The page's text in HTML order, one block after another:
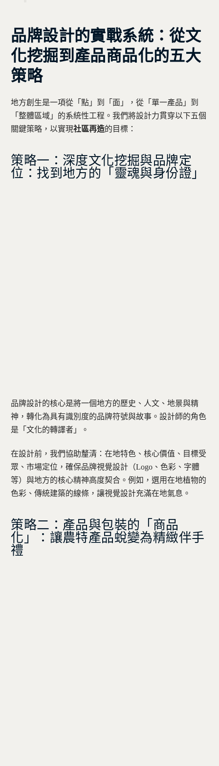
品牌設計的實戰系統：從文
化挖掘到產品商品化的五大
策略
地方創生是一項從「點」到「面」，從「單一產品」到
「整體區域」的系統性工程。我們將設計力貫穿以下五個
關鍵策略，以實現社區再造的目標：
策略一：深度文化挖掘與品牌定
位：找到地方的「靈魂與身份證」
品牌設計的核心是將一個地方的歷史、人文、地景與精
神，轉化為具有識別度的品牌符號與故事。設計師的角色
是「文化的轉譯者」。
在設計前，我們協助釐清：在地特色、核心價值、目標受
眾、市場定位，確保品牌視覺設計（Logo、色彩、字體
等）與地方的核心精神高度契合。例如，選用在地植物的
色彩、傳統建築的線條，讓視覺設計充滿在地氣息。
策略二：產品與包裝的「商品
化」：讓農特產品蛻變為精緻伴手
禮